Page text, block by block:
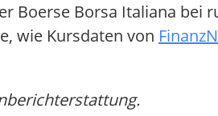
Boerse Borsa Italiana bei
wie Kursdaten von